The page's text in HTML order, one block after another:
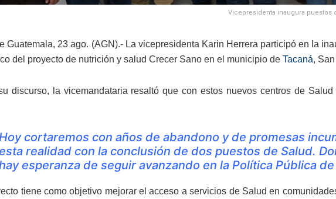
Vicepresidenta inaugura puestos
Guatemala, 23 ago. (AGN).- La vicepresidenta Karin Herrera participó en la
del proyecto de nutrición y salud Crecer Sano en el municipio de Tacaná,
discurso, la vicemandataria resaltó que con estos nuevos centros de
Hoy cortaremos con años de abandono y de promesas
esta realidad con la conclusión de dos puestos de Salud.
esperanza de seguir avanzando en la Política Pública
tiene como objetivo mejorar el acceso a servicios de Salud en